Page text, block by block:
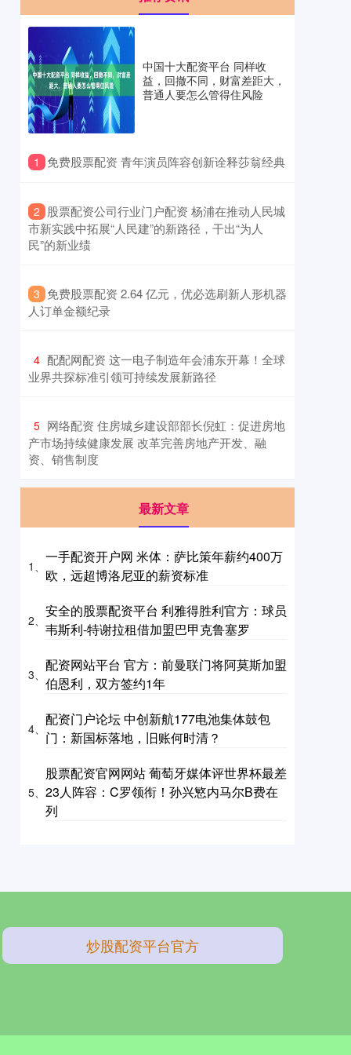
中国十大配资平台 同样收
益，回撤不同，财富差距大，
普通人要怎么管得住风险
1 ​免费股票配资 青年演员阵容创新诠释莎翁经典
2 ​股票配资公司行业门户配资 杨浦在推动人民城
市新实践中拓展“人民建”的新路径，干出“为人
民”的新业绩
3 ​免费股票配资 2.64 亿元，优必选刷新人形机器
人订单金额纪录
4 ​配配网配资 这一电子制造年会浦东开幕！全球
业界共探标准引领可持续发展新路径
5 ​网络配资 住房城乡建设部部长倪虹：促进房地
产市场持续健康发展 改革完善房地产开发、融
资、销售制度
最新文章
1、
一手配资开户网 米体：萨比策年薪约400万
欧，远超博洛尼亚的薪资标准
2、
安全的股票配资平台 利雅得胜利官方：球员
韦斯利-特谢拉租借加盟巴甲克鲁塞罗
3、
配资网站平台 官方：前曼联门将阿莫斯加盟
伯恩利，双方签约1年
4、
配资门户论坛 中创新航177电池集体鼓包
门：新国标落地，旧账何时清？
5、
股票配资官网网站 葡萄牙媒体评世界杯最差
23人阵容：C罗领衔！孙兴慜内马尔B费在
列
炒股配资平台官方